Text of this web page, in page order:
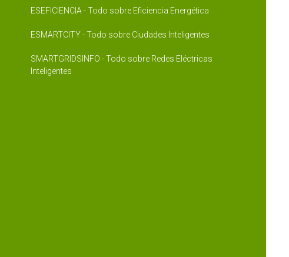
ESEFICIENCIA - Todo sobre Eficiencia Energética
ESMARTCITY - Todo sobre Ciudades Inteligentes
SMARTGRIDSINFO - Todo sobre Redes Eléctricas
Inteligentes